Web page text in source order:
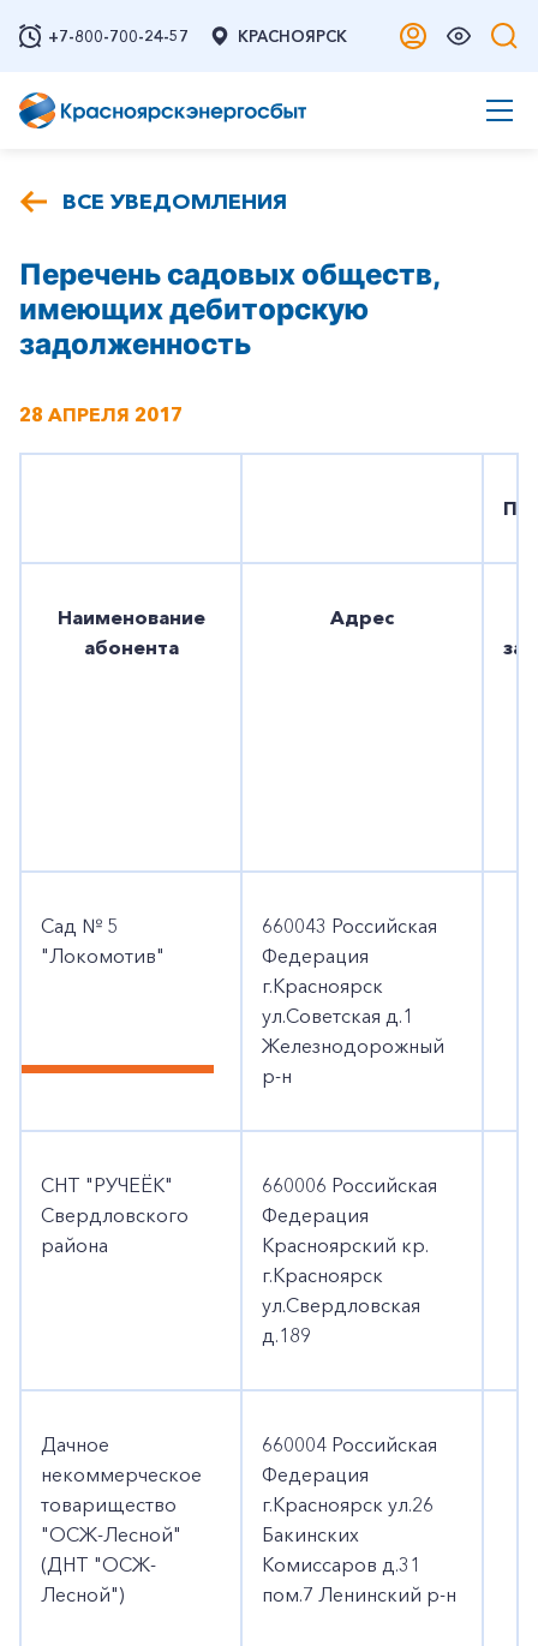
+7-800-700-24-57 КРАСНОЯРСК
ВСЕ УВЕДОМЛЕНИЯ
Перечень садовых обществ,
имеющих дебиторскую
задолженность
28 АПРЕЛЯ 2017
Наименование
абонента
Адрес
Сад № 5
"Локомотив"
660043 Российская
Федерация
г.Красноярск
ул.Советская д.1
Железнодорожный
р-н
СНТ "РУЧЕЁК"
Свердловского
района
660006 Российская
Федерация
Красноярский кр.
г.Красноярск
ул.Свердловская
д.189
Дачное
некоммерческое
товарищество
"ОСЖ-Лесной"
(ДНТ "ОСЖ-
Лесной")
660004 Российская
Федерация
г.Красноярск ул.26
Бакинских
Комиссаров д.31
пом.7 Ленинский р-н